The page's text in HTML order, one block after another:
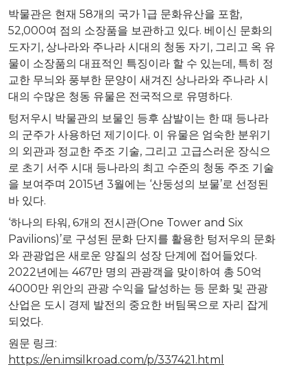
박물관은 현재 58개의 국가 1급 문화유산을 포함,
52,000여 점의 소장품을 보관하고 있다. 베이신 문화의
도자기, 상나라와 주나라 시대의 청동 자기, 그리고 옥 유
물이 소장품의 대표적인 특징이라 할 수 있는데, 특히 정
교한 무늬와 풍부한 문양이 새겨진 상나라와 주나라 시
대의 수많은 청동 유물은 전국적으로 유명하다.
텅저우시 박물관의 보물인 등후 삼발이는 한 때 등나라
의 군주가 사용하던 제기이다. 이 유물은 엄숙한 분위기
의 외관과 정교한 주조 기술, 그리고 고급스러운 장식으
로 초기 서주 시대 등나라의 최고 수준의 청동 주조 기술
을 보여주며 2015년 3월에는 ‘산둥성의 보물’로 선정된
바 있다.
‘하나의 타워, 6개의 전시관(One Tower and Six
Pavilions)’로 구성된 문화 단지를 활용한 텅저우의 문화
와 관광업은 새로운 양질의 성장 단계에 접어들었다.
2022년에는 467만 명의 관광객을 맞이하여 총 50억
4000만 위안의 관광 수익을 달성하는 등 문화 및 관광
산업은 도시 경제 발전의 중요한 버팀목으로 자리 잡게
되었다.
원문 링크:
https://en.imsilkroad.com/p/337421.html